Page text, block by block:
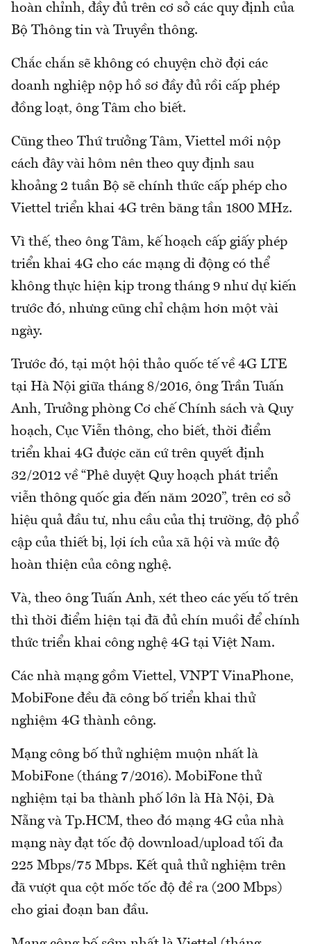
hoàn chỉnh, đầy đủ trên cơ sở các quy định của
Bộ Thông tin và Truyền thông.
Chắc chắn sẽ không có chuyện chờ đợi các
doanh nghiệp nộp hồ sơ đầy đủ rồi cấp phép
đồng loạt, ông Tâm cho biết.
Cũng theo Thứ trưởng Tâm, Viettel mới nộp
cách đây vài hôm nên theo quy định sau
khoảng 2 tuần Bộ sẽ chính thức cấp phép cho
Viettel triển khai 4G trên băng tần 1800 MHz.
Vì thế, theo ông Tâm, kế hoạch cấp giấy phép
triển khai 4G cho các mạng di động có thể
không thực hiện kịp trong tháng 9 như dự kiến
trước đó, nhưng cũng chỉ chậm hơn một vài
ngày.
Trước đó, tại một hội thảo quốc tế về 4G LTE
tại Hà Nội giữa tháng 8/2016, ông Trần Tuấn
Anh, Trưởng phòng Cơ chế Chính sách và Quy
hoạch, Cục Viễn thông, cho biết, thời điểm
triển khai 4G được căn cứ trên quyết định
32/2012 về “Phê duyệt Quy hoạch phát triển
viễn thông quốc gia đến năm 2020”, trên cơ sở
hiệu quả đầu tư, nhu cầu của thị trường, độ phổ
cập của thiết bị, lợi ích của xã hội và mức độ
hoàn thiện của công nghệ.
Và, theo ông Tuấn Anh, xét theo các yếu tố trên
thì thời điểm hiện tại đã đủ chín muồi để chính
thức triển khai công nghệ 4G tại Việt Nam.
Các nhà mạng gồm Viettel, VNPT VinaPhone,
MobiFone đều đã công bố triển khai thử
nghiệm 4G thành công.
Mạng công bố thử nghiệm muộn nhất là
MobiFone (tháng 7/2016). MobiFone thử
nghiệm tại ba thành phố lớn là Hà Nội, Đà
Nẵng và Tp.HCM, theo đó mạng 4G của nhà
mạng này đạt tốc độ download/upload tối đa
225 Mbps/75 Mbps. Kết quả thử nghiệm trên
đã vượt qua cột mốc tốc độ đề ra (200 Mbps)
cho giai đoạn ban đầu.